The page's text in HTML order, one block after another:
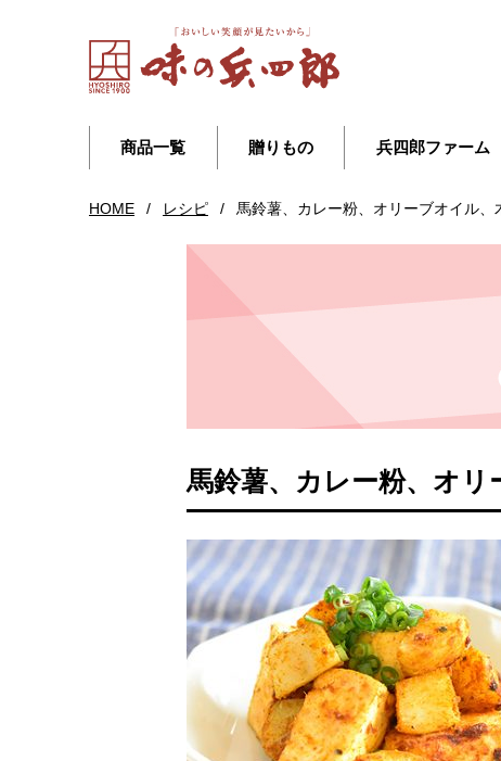
商品一覧 贈りもの 兵四郎ファーム
HOME / レシピ / 馬鈴薯、カレー粉、オリーブオイル
馬鈴薯、カレー粉、オ